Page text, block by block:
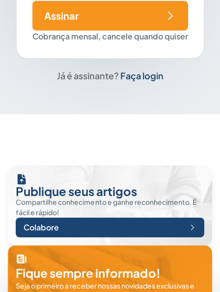
Cobrança mensal, cancele quando quiser
Assinar
Já é assinante? Faça login
Publique seus artigos
Compartilhe conhecimento e ganhe reconhecimento. É
fácil e rápido!
Colabore
Fique sempre informado!
Seja o primeiro a receber nossas novidades exclusivas e